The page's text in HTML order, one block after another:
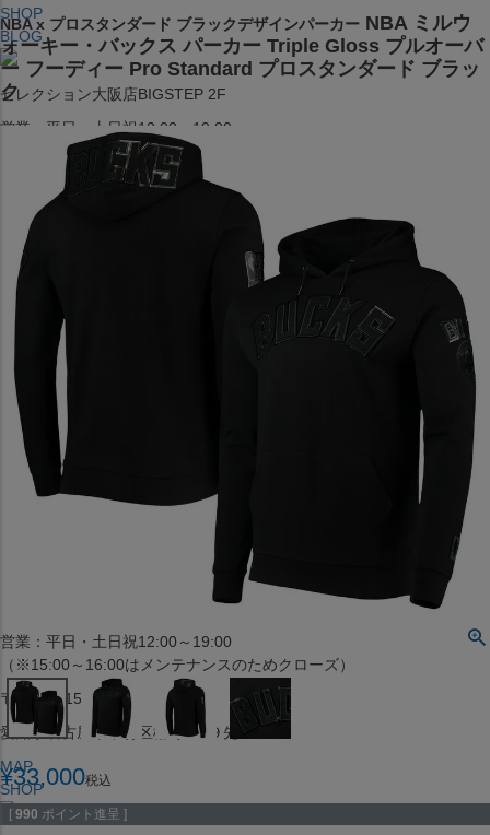
SHOP
BLOG
セレクション大阪店BIGSTEP 2F
営業：平日・土日祝12:00～19:00
〒542-008
大阪府大阪市中央区西心斎橋1丁目6番14号
TEL:06-4708-3300
MAP
SHOP
JR水道橋駅西口店
営業：土・日・祝日のみ 12:00-18:00
〒101-0061
東京都千代田区神田三崎町２丁目２２−１ 1F
セレクション名古屋エスカ地下街店
営業：平日・土日祝12:00～19:00
（※15:00～16:00はメンテナンスのためクローズ）
〒453-0015
愛知県名古屋市中村区椿町６−９先
MAP
SHOP
NBA x プロスタンダード ブラックデザインパーカー NBA ミルウ
ォーキー・バックス パーカー Triple Gloss プルオーバ
ー フーディー Pro Standard プロスタンダード ブラッ
ク
¥33,000税込
[ 990 ポイント進呈 ]